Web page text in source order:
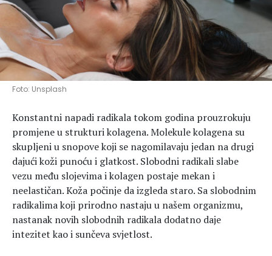
Foto: Unsplash
Konstantni napadi radikala tokom godina prouzrokuju
promjene u strukturi kolagena. Molekule kolagena su
skupljeni u snopove koji se nagomilavaju jedan na drugi
dajući koži punoću i glatkost. Slobodni radikali slabe
vezu među slojevima i kolagen postaje mekan i
neelastičan. Koža počinje da izgleda staro. Sa slobodnim
radikalima koji prirodno nastaju u našem organizmu,
nastanak novih slobodnih radikala dodatno daje
intezitet kao i sunčeva svjetlost.